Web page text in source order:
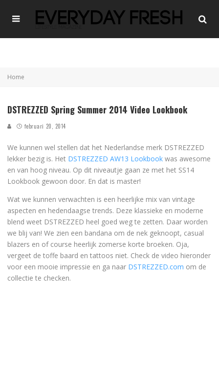
Home
DSTREZZED Spring Summer 2014 Video Lookbook
februari 20, 2014
We kunnen wel stellen dat het Nederlandse merk DSTREZZED
lekker bezig is. Het DSTREZZED AW13 Lookbook was awesome
en van hoog niveau. Op dit niveautje gaan ze met het SS14
Lookbook gewoon door. En dat is master!
Wat we kunnen verwachten is een heerlijke mix van vintage
aspecten en hedendaagse trends. Deze klassieke en moderne
blend weet DSTREZZED heel goed weg te zetten. Daar worden
we blij van! We zien een bandana om de nek geknoopt, casual
blazers en of course heerlijk zomerse korte broeken. Oja,
vergeet de toffe baard en tattoos niet. Check de video hieronder
voor een mooie impressie en ga naar DSTREZZED.com om de
collectie te checken.